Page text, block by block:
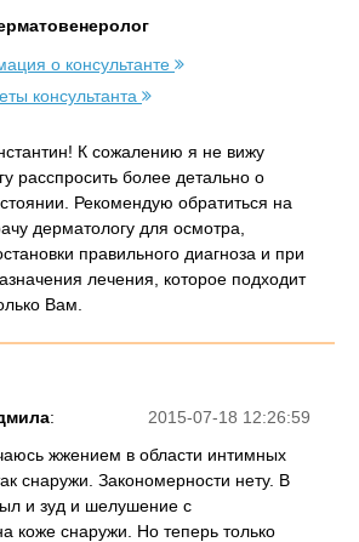
о консультанте
консультанта
К сожалению я не вижу
расспросить более детально о
Рекомендую обратиться на
дерматологу для осмотра,
правильного диагноза и при
лечения, которое подходит
Вам.
2015-07-18 12:26:59
:
жжением в области интимных
снаружи. Закономерности нету. В
и зуд и шелушение с
коже снаружи. Но теперь только